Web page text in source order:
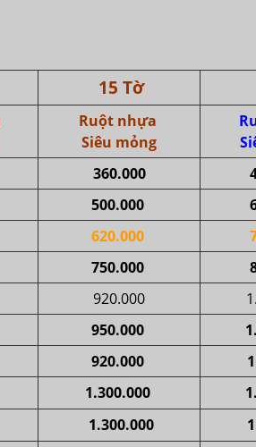
15 Tờ
Ruột nhựa
Siêu mỏng
360.000
500.000
620.000
750.000
920.000
950.000
920.000
1.300.000
1.300.000